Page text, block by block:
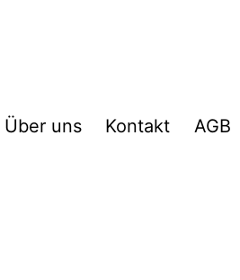
Über uns Kontakt AGB